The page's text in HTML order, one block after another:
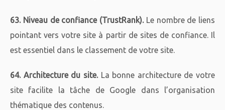
63. Niveau de confiance (TrustRank).Le nombre de liens
pointant vers votre site à partir de sites de confiance. Il
est essentiel dans le classement de votre site.
64. Architecture du site.La bonne architecture de votre
site facilite la tâche de Google dans l’organisation
thématique des contenus.